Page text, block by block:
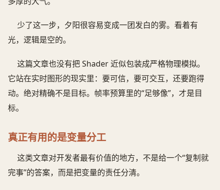
少了这一步，夕阳很容易变成一团发白的雾。看着有
光，逻辑是空的。
这篇文章也没有把 Shader 近似包装成严格物理模拟。
它站在实时图形的现实里：要可信，要可交互，还要跑得
动。绝对精确不是目标。帧率预算里的“足够像”，才是目
标。
真正有用的是变量分工
这类文章对开发者最有价值的地方，不是给一个“复制就
完事”的答案，而是把变量的责任分清。